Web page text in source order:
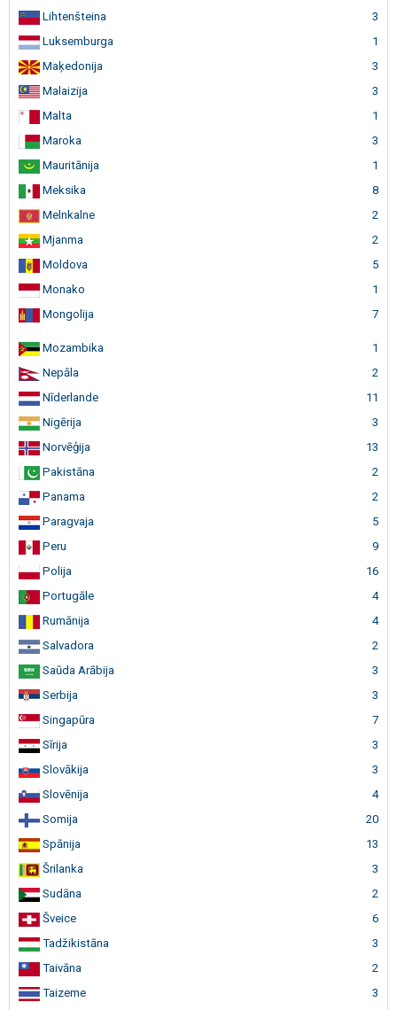
Lihtenšteina
3
Luksemburga
1
Maķedonija
3
Malaizija
3
Malta
1
Maroka
3
Mauritānija
1
Meksika
8
Melnkalne
2
Mjanma
2
Moldova
5
Monako
1
Mongolija
7
Mozambika
1
Nepāla
2
Nīderlande
11
Nigērija
3
Norvēģija
13
Pakistāna
2
Panama
2
Paragvaja
5
Peru
9
Polija
16
Portugāle
4
Rumānija
4
Salvadora
2
Saūda Arābija
3
Serbija
3
Singapūra
7
Sīrija
3
Slovākija
3
Slovēnija
4
Somija
20
Spānija
13
Šrilanka
3
Sudāna
2
Šveice
6
Tadžikistāna
3
Taivāna
2
Taizeme
3